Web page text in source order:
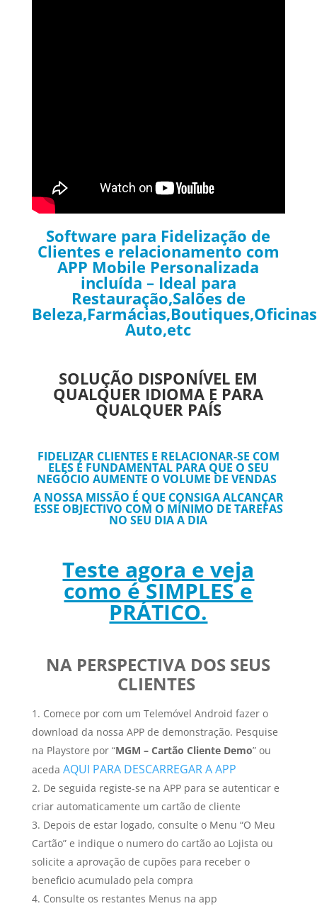
Software para Fidelização de
Clientes e relacionamento com
APP Mobile Personalizada
incluída – Ideal para
Restauração,Salões de
Beleza,Farmácias,Boutiques,Oficinas
Auto,etc
SOLUÇÃO DISPONÍVEL EM
QUALQUER IDIOMA E PARA
QUALQUER PAÍS
FIDELIZAR CLIENTES E RELACIONAR-SE COM
ELES É FUNDAMENTAL PARA QUE O SEU
NEGÓCIO AUMENTE O VOLUME DE VENDAS
A NOSSA MISSÃO É QUE CONSIGA ALCANÇAR
ESSE OBJECTIVO COM O MÍNIMO DE TAREFAS
NO SEU DIA A DIA
Teste agora e veja
como é SIMPLES e
PRÁTICO.
NA PERSPECTIVA DOS SEUS
CLIENTES
Comece por com um Telemóvel Android fazer o
download da nossa APP de demonstração. Pesquise
na Playstore por “MGM – Cartão Cliente Demo” ou
aceda AQUI PARA DESCARREGAR A APP
De seguida registe-se na APP para se autenticar e
criar automaticamente um cartão de cliente
Depois de estar logado, consulte o Menu “O Meu
Cartão” e indique o numero do cartão ao Lojista ou
solicite a aprovação de cupões para receber o
beneficio acumulado pela compra
Consulte os restantes Menus na app